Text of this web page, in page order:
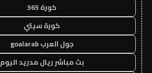
كورة 365
كورة سيتي
جول العرب goalarab
بث مباشر ريال مدريد اليوم